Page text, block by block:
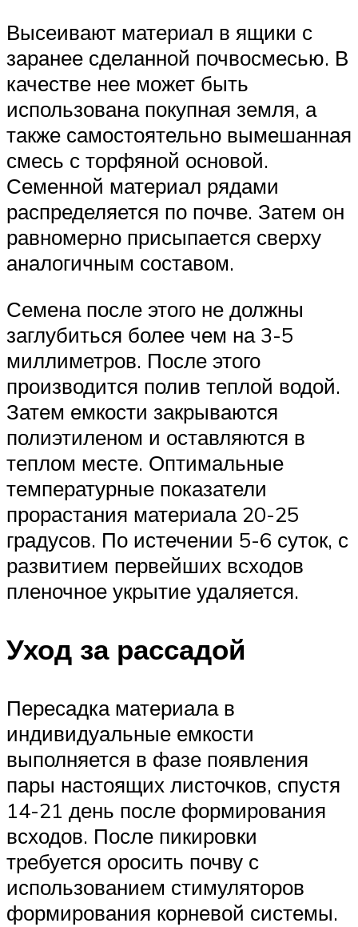
Высеивают материал в ящики с
заранее сделанной почвосмесью. В
качестве нее может быть
использована покупная земля, а
также самостоятельно вымешанная
смесь с торфяной основой.
Семенной материал рядами
распределяется по почве. Затем он
равномерно присыпается сверху
аналогичным составом.
Семена после этого не должны
заглубиться более чем на 3-5
миллиметров. После этого
производится полив теплой водой.
Затем емкости закрываются
полиэтиленом и оставляются в
теплом месте. Оптимальные
температурные показатели
прорастания материала 20-25
градусов. По истечении 5-6 суток, с
развитием первейших всходов
пленочное укрытие удаляется.
Уход за рассадой
Пересадка материала в
индивидуальные емкости
выполняется в фазе появления
пары настоящих листочков, спустя
14-21 день после формирования
всходов. После пикировки
требуется оросить почву с
использованием стимуляторов
формирования корневой системы.